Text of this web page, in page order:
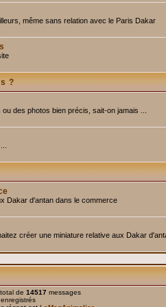
même sans relation avec le Paris Dakar
?
des photos bien précis, sait-on jamais ...
Dakar d'antan dans le commerce
créer une miniature relative aux Dakar
de 14517 messages